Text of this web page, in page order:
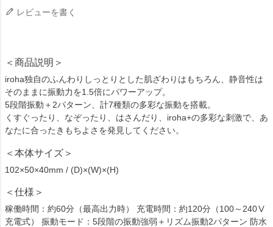
レビューを書く
＜商品説明＞
iroha独自のふんわりしっとりとした肌ざわりはもちろん、静音性は
そのままに振動力を1.5倍にパワーアップ。
5段階振動＋2パターン、計7種類の多彩な振動を搭載。
くすぐったり、なぞったり、はさんだり、iroha+の多彩な刺激で、あ
なたに合ったきもちよさを発見してください。
＜本体サイズ＞
102×50×40mm / (D)×(W)×(H)
＜仕様＞
稼働時間：約60分（最高出力時） 充電時間：約120分（100～240Ⅴ
充電式） 振動モード：5段階の振動強弱＋リズム振動2パターン 防水